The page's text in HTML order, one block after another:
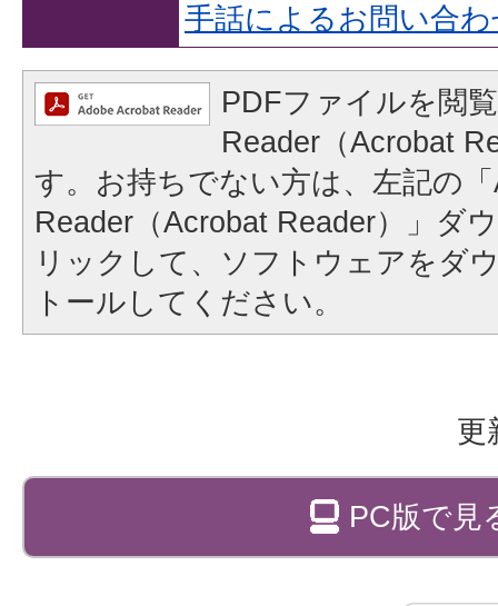
手話によるお問い合
PDFファイルを閲
Reader（Acrobat
す。お持ちでない方は、左記の
Reader（Acrobat Reader）」ダ
リックして、ソフトウェアをダ
トールしてください。
更
PC版で見